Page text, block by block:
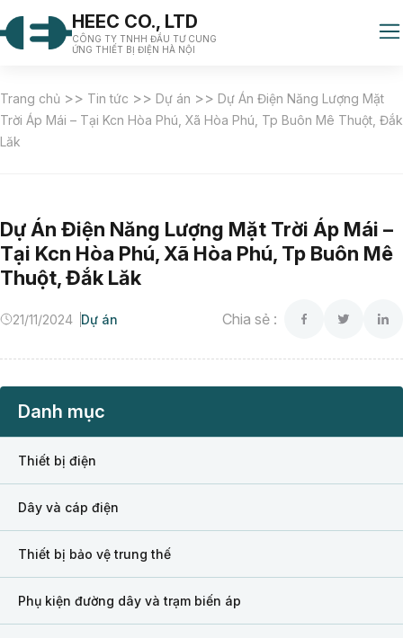
HEEC CO., LTD
CÔNG TY TNHH ĐẦU TƯ CUNG
ỨNG THIẾT BỊ ĐIỆN HÀ NỘI
Trang chủ >> Tin tức >> Dự án >> Dự Án Điện Năng Lượng Mặt
Trời Áp Mái – Tại Kcn Hòa Phú, Xã Hòa Phú, Tp Buôn Mê Thuột, Đắk
Lăk
Dự Án Điện Năng Lượng Mặt Trời Áp Mái –
Tại Kcn Hòa Phú, Xã Hòa Phú, Tp Buôn Mê
Thuột, Đắk Lăk
21/11/2024 Dự án Chia sẻ :
Danh mục
Thiết bị điện
Dây và cáp điện
Thiết bị bảo vệ trung thế
Phụ kiện đường dây và trạm biến áp